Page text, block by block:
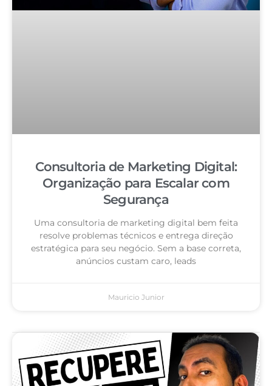
Consultoria de Marketing Digital:
Organização para Escalar com
Segurança
Uma consultoria de marketing digital bem feita
resolve problemas técnicos e entrega direção
estratégica para seu negócio. Sem a base correta,
anúncios custam caro, leads
Mauricio Junior